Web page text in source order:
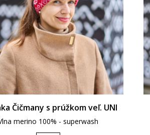
Čičmany s prúžkom veľ. UNI
merino 100% - superwash